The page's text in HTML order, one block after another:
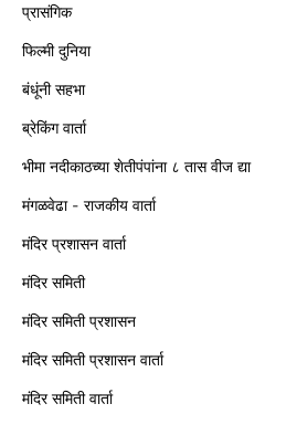
प्रासंगिक
फिल्मी दुनिया
बंधूंनी सहभा
ब्रेकिंग वार्ता
भीमा नदीकाठच्या शेतीपंपांना ८ तास वीज द्या
मंगळवेढा - राजकीय वार्ता
मंदिर प्रशासन वार्ता
मंदिर समिती
मंदिर समिती प्रशासन
मंदिर समिती प्रशासन वार्ता
मंदिर समिती वार्ता